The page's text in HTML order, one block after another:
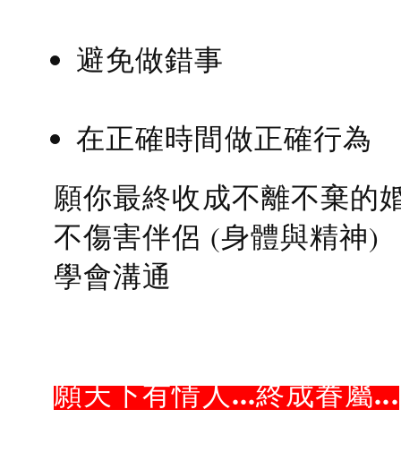
避免做錯事
在正確時間做正確行為
願你最終收成不離不棄的
不傷害伴侶 (身體與精神)
學會溝通
願天下有情人...終成眷屬...